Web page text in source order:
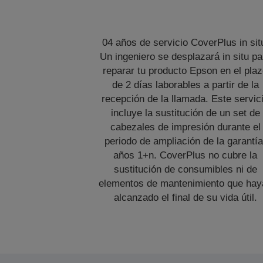
04 años de servicio CoverPlus in
Un ingeniero se desplazará in situ
reparar tu producto Epson en el
de 2 días laborables a partir de la
recepción de la llamada. Este
incluye la sustitución de un set de
cabezales de impresión durante el
periodo de ampliación de la
años 1+n. CoverPlus no cubre la
sustitución de consumibles ni de
elementos de mantenimiento que
alcanzado el final de su vida útil.